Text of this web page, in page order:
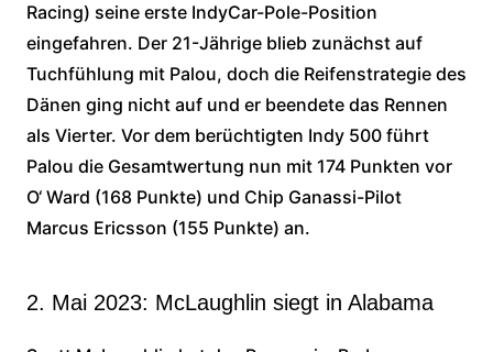
Racing) seine erste IndyCar-Pole-Position
eingefahren. Der 21-Jährige blieb zunächst auf
Tuchfühlung mit Palou, doch die Reifenstrategie des
Dänen ging nicht auf und er beendete das Rennen
als Vierter. Vor dem berüchtigten Indy 500 führt
Palou die Gesamtwertung nun mit 174 Punkten vor
O‘ Ward (168 Punkte) und Chip Ganassi-Pilot
Marcus Ericsson (155 Punkte) an.
2. Mai 2023: McLaughlin siegt in Alabama